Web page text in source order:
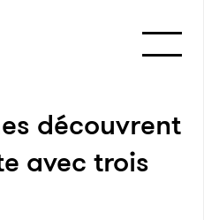
découvrent
avec trois